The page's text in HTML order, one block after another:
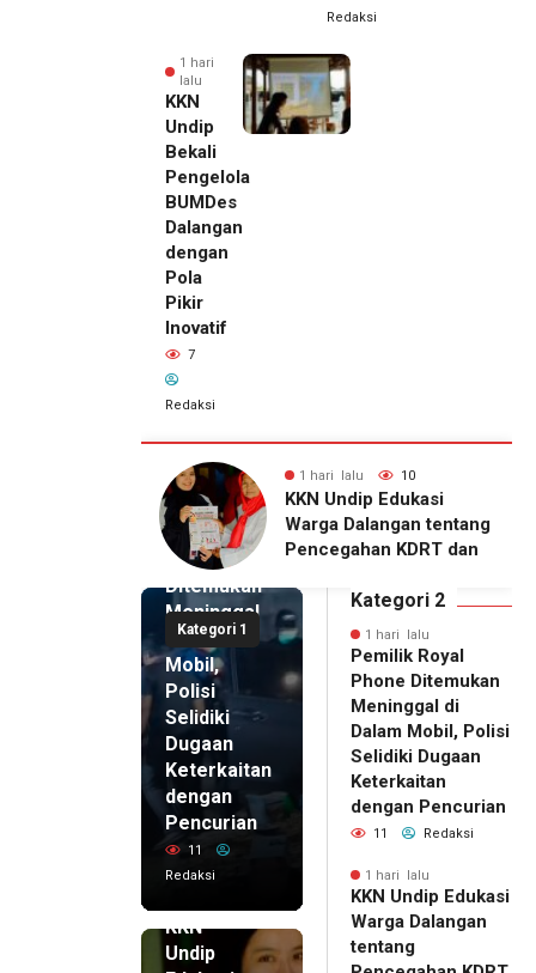
Redaksi
1 hari
lalu
KKN
Undip
Bekali
Pengelola
BUMDes
Dalangan
dengan
Pola
Pikir
Inovatif
7
Redaksi
1 hari lalu 7
KKN Undip Bekali
Pengelola BUMDes
Dalangan dengan Pola
Kategori 1
1 hari lalu
Pemilik
Royal
Phone
Ditemukan
Meninggal
di Dalam
Mobil,
Polisi
Selidiki
Dugaan
Keterkaitan
dengan
Pencurian
11
Redaksi
KKN
Undip
Kategori 2
1 hari lalu
Pemilik Royal
Phone Ditemukan
Meninggal di
Dalam Mobil, Polisi
Selidiki Dugaan
Keterkaitan
dengan Pencurian
11 Redaksi
1 hari lalu
KKN Undip Edukasi
Warga Dalangan
tentang